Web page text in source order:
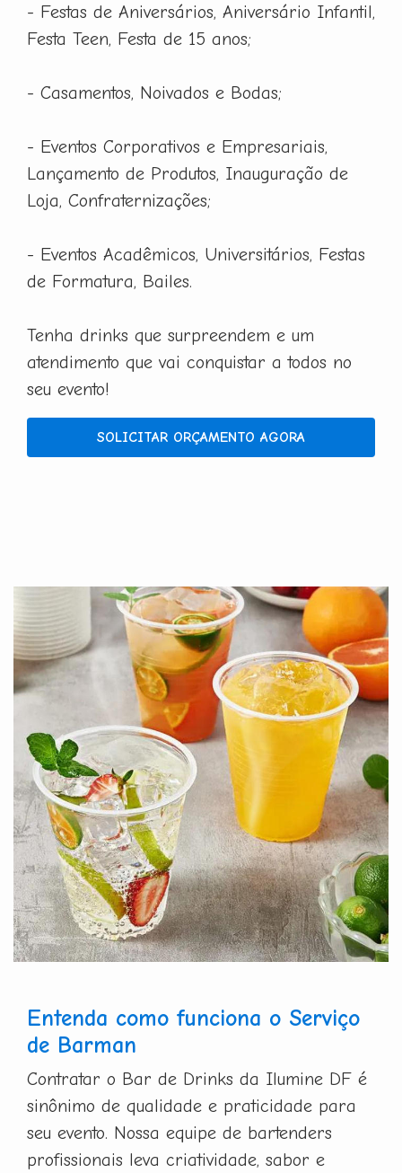
- Festas de Aniversários, Aniversário Infantil,
Festa Teen, Festa de 15 anos;
- Casamentos, Noivados e Bodas;
- Eventos Corporativos e Empresariais,
Lançamento de Produtos, Inauguração de
Loja, Confraternizações;
- Eventos Acadêmicos, Universitários, Festas
de Formatura, Bailes.
Tenha drinks que surpreendem e um
atendimento que vai conquistar a todos no
seu evento!
SOLICITAR ORÇAMENTO AGORA
Entenda como funciona o Serviço
de Barman
Contratar o Bar de Drinks da Ilumine DF é
sinônimo de qualidade e praticidade para
seu evento. Nossa equipe de bartenders
profissionais leva criatividade, sabor e